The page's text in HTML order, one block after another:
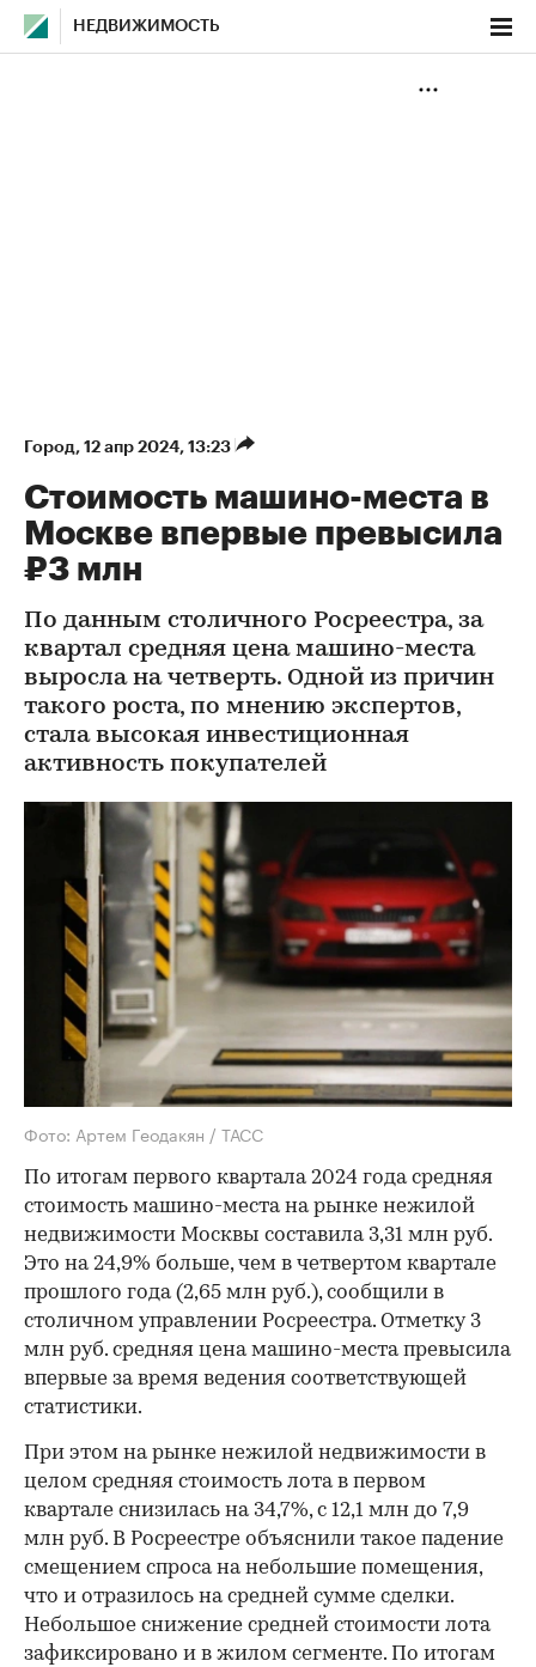
НЕДВИЖИМОСТЬ
Город⁠, 12 апр 2024, 13:23
Стоимость машино-места в
Москве впервые превысила
₽3 млн
По данным столичного Росреестра, за
квартал средняя цена машино-места
выросла на четверть. Одной из причин
такого роста, по мнению экспертов,
стала высокая инвестиционная
активность покупателей
Фото: Артем Геодакян / ТАСС
По итогам первого квартала 2024 года средняя
стоимость машино-места на рынке нежилой
недвижимости Москвы составила 3,31 млн руб.
Это на 24,9% больше, чем в четвертом квартале
прошлого года (2,65 млн руб.), сообщили в
столичном управлении Росреестра. Отметку 3
млн руб. средняя цена машино-места превысила
впервые за время ведения соответствующей
статистики.
При этом на рынке нежилой недвижимости в
целом средняя стоимость лота в первом
квартале снизилась на 34,7%, с 12,1 млн до 7,9
млн руб. В Росреестре объяснили такое падение
смещением спроса на небольшие помещения,
что и отразилось на средней сумме сделки.
Небольшое снижение средней стоимости лота
зафиксировано и в жилом сегменте. По итогам